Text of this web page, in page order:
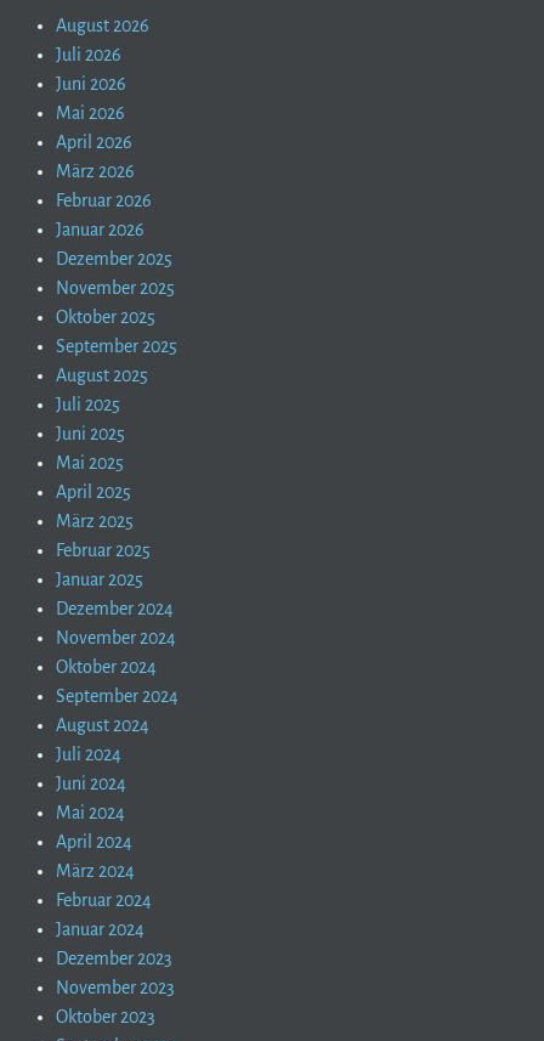
August 2026
Juli 2026
Juni 2026
Mai 2026
April 2026
März 2026
Februar 2026
Januar 2026
Dezember 2025
November 2025
Oktober 2025
September 2025
August 2025
Juli 2025
Juni 2025
Mai 2025
April 2025
März 2025
Februar 2025
Januar 2025
Dezember 2024
November 2024
Oktober 2024
September 2024
August 2024
Juli 2024
Juni 2024
Mai 2024
April 2024
März 2024
Februar 2024
Januar 2024
Dezember 2023
November 2023
Oktober 2023